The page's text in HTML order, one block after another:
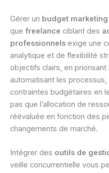
Gérer un budget marketing
que freelance ciblant des
professionnels exige une
analytique et de flexibilité
objectifs clairs, en priorisant
automatisant les
contraintes budgétaires en
pas que l’allocation de
réévaluée en fonction des
changements de marché.
Intégrer des outils de
veille concurrentielle vous